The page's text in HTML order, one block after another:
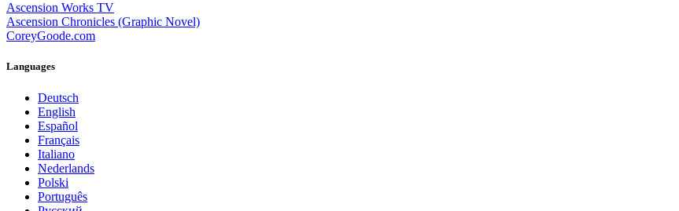
Ascension Works TV
Ascension Chronicles (Graphic Novel)
CoreyGoode.com
Languages
Deutsch
English
Español
Français
Italiano
Nederlands
Polski
Português